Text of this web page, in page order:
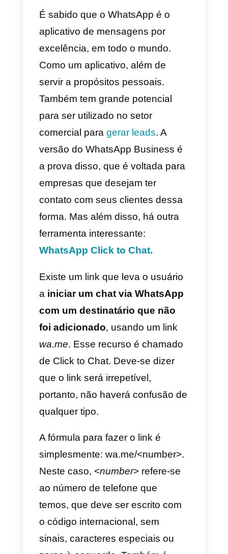
Business em
comparação com o
WhatsApp Business
De um anúncio
Click to Chat a uma
experiência de
usuário quase
perfeita
É sabido que o WhatsApp é o
aplicativo de mensagens por
excelência, em todo o mundo.
Como um aplicativo, além de
servir a propósitos pessoais.
para ser utilizado no setor
gerar leads
versão do WhatsApp Business é
a prova disso, que é voltada para
empresas que desejam ter
contato com seus clientes dessa
forma. Mas além disso, há outra
WhatsApp Click to Chat.
Existe um link que leva o usuário
iniciar um chat via WhatsApp
com um destinatário que não
foi adicionado, usando um link